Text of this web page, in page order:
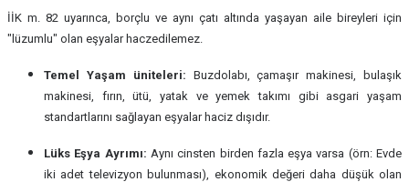
İİK m. 82 uyarınca, borçlu ve aynı çatı altında yaşayan aile bireyleri için
"lüzumlu" olan eşyalar haczedilemez.
Temel Yaşam üniteleri: Buzdolabı, çamaşır makinesi, bulaşık
makinesi, fırın, ütü, yatak ve yemek takımı gibi asgari yaşam
standartlarını sağlayan eşyalar haciz dışıdır.
Lüks Eşya Ayrımı: Aynı cinsten birden fazla eşya varsa (örn: Evde
iki adet televizyon bulunması), ekonomik değeri daha düşük olan